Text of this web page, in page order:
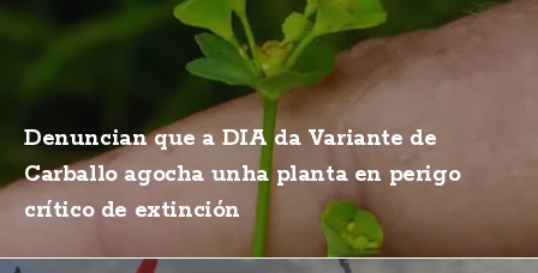
Denuncian que a DIA da Variante de
Carballo agocha unha planta en perigo
crítico de extinción